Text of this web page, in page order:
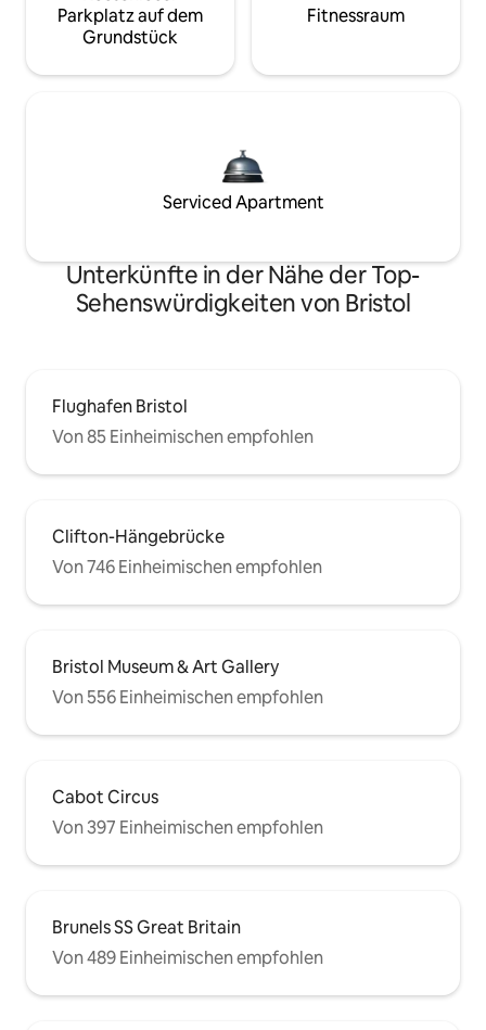
Parkplatz auf dem
Grundstück
Fitnessraum
Serviced Apartment
Unterkünfte in der Nähe der Top-
Sehenswürdigkeiten von Bristol
Flughafen Bristol
Von 85 Einheimischen empfohlen
Clifton-Hängebrücke
Von 746 Einheimischen empfohlen
Bristol Museum & Art Gallery
Von 556 Einheimischen empfohlen
Cabot Circus
Von 397 Einheimischen empfohlen
Brunels SS Great Britain
Von 489 Einheimischen empfohlen